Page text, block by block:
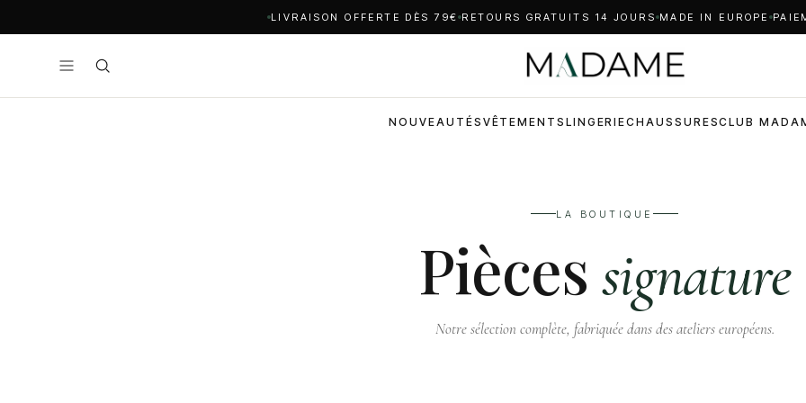
LIVRAISON OFFERTE DÈS 79€ RETOURS GRATUITS 14 JOURS MADE IN EUROPE
NOUVEAUTÉS VÊTEMENTS LINGERIECHAUSSURESCLUB
LA BOUTIQUE
Pièces signature
Notre sélection complète, fabriquée dans des ateliers européens.